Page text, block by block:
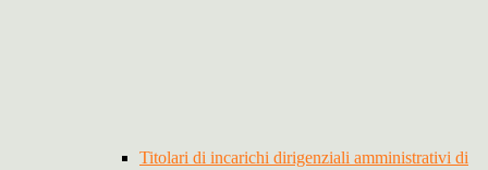
Titolari di incarichi dirigenziali amministrativi di